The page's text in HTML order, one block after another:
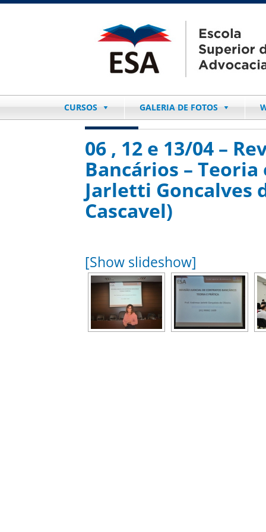
CURSOS GALERIA DE FOTOS
06 , 12 e 13/04 –
Bancários –
Jarletti Goncalves
Cascavel)
[Show slideshow]